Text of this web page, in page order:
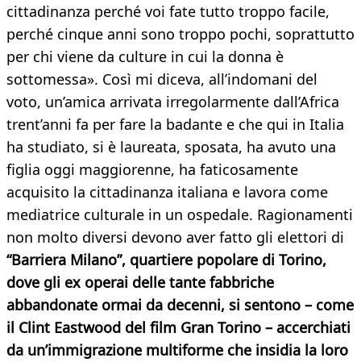
cittadinanza perché voi fate tutto troppo facile,
perché cinque anni sono troppo pochi, soprattutto
per chi viene da culture in cui la donna è
sottomessa». Così mi diceva, all’indomani del
voto, un’amica arrivata irregolarmente dall’Africa
trent’anni fa per fare la badante e che qui in Italia
ha studiato, si è laureata, sposata, ha avuto una
figlia oggi maggiorenne, ha faticosamente
acquisito la cittadinanza italiana e lavora come
mediatrice culturale in un ospedale. Ragionamenti
non molto diversi devono aver fatto gli elettori di
“Barriera Milano”, quartiere popolare di Torino,
dove gli ex operai delle tante fabbriche
abbandonate ormai da decenni, si sentono – come
il Clint Eastwood del film Gran Torino – accerchiati
da un’immigrazione multiforme che insidia la loro